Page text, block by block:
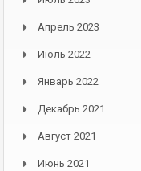
Апрель 2023
Июль 2022
Январь 2022
Декабрь 2021
Август 2021
Июнь 2021